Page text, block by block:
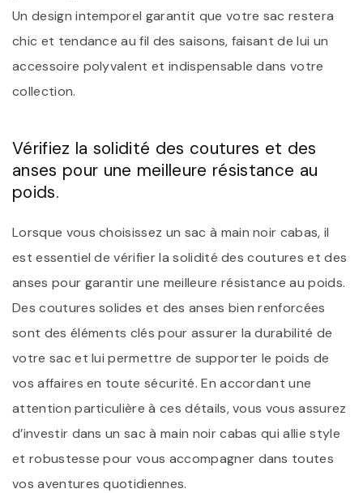
Un design intemporel garantit que votre sac restera
chic et tendance au fil des saisons, faisant de lui un
accessoire polyvalent et indispensable dans votre
collection.
Vérifiez la solidité des coutures et des
anses pour une meilleure résistance au
poids.
Lorsque vous choisissez un sac à main noir cabas, il
est essentiel de vérifier la solidité des coutures et des
anses pour garantir une meilleure résistance au poids.
Des coutures solides et des anses bien renforcées
sont des éléments clés pour assurer la durabilité de
votre sac et lui permettre de supporter le poids de
vos affaires en toute sécurité. En accordant une
attention particulière à ces détails, vous vous assurez
d’investir dans un sac à main noir cabas qui allie style
et robustesse pour vous accompagner dans toutes
vos aventures quotidiennes.